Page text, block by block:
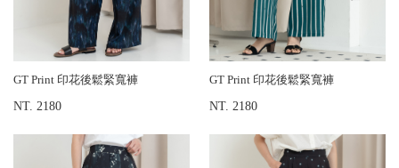
GT Print 印花後鬆緊寬褲
NT. 2180
GT Print 印花後鬆緊寬褲
NT. 2180